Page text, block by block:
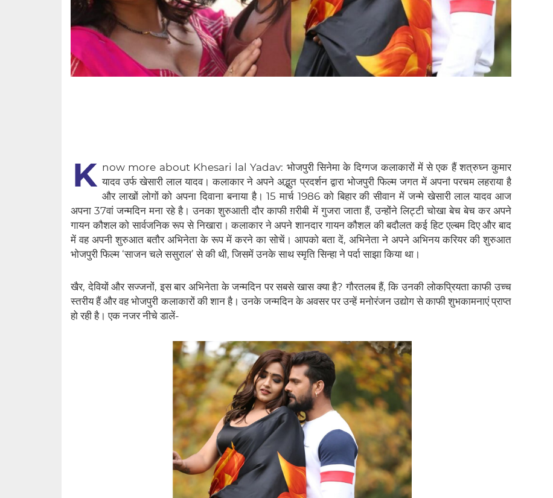
K now more about Khesari lal Yadav: भोजपुरी सिनेमा के दिग्गज कलाकारों में से एक हैं शत्रुघ्न कुमार
यादव उर्फ खेसारी लाल यादव। कलाकार ने अपने अद्भुत प्रदर्शन द्वारा भोजपुरी फिल्म जगत में अपना परचम लहराया है
और लाखों लोगों को अपना दिवाना बनाया है। 15 मार्च 1986 को बिहार की सीवान में जन्मे खेसारी लाल यादव आज
अपना 37वां जन्मदिन मना रहे है। उनका शुरुआती दौर काफी ग़रीबी में गुजरा जाता हैं, उन्होंने लिट्टी चोखा बेच बेच कर अपने
गायन कौशल को सार्वजनिक रूप से निखारा। कलाकार ने अपने शानदार गायन कौशल की बदौलत कई हिट एल्बम दिए और बाद
में वह अपनी शुरुआत बतौर अभिनेता के रूप में करने का सोचें। आपको बता दें, अभिनेता ने अपने अभिनय करियर की शुरुआत
भोजपुरी फिल्म ‘साजन चले ससुराल’ से की थी, जिसमें उनके साथ स्मृति सिन्हा ने पर्दा साझा किया था।
खैर, देवियों और सज्जनों, इस बार अभिनेता के जन्मदिन पर सबसे खास क्या है? गौरतलब हैं, कि उनकी लोकप्रियता काफी उच्च
स्तरीय हैं और वह भोजपुरी कलाकारों की शान है। उनके जन्मदिन के अवसर पर उन्हें मनोरंजन उद्योग से काफी शुभकामनाएं प्राप्त
हो रही है। एक नजर नीचे डालें-